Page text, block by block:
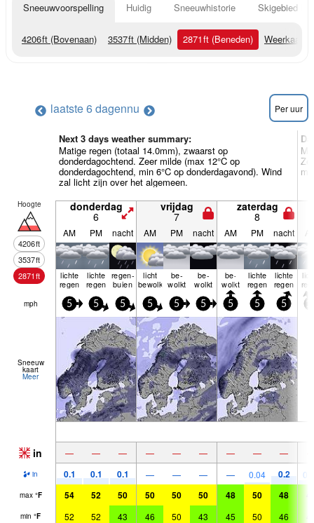
Sneeuwvoorspelling Huidig Sneeuwhistorie Skigebied
4206ft (Bovenaan) 3537ft (Midden) 2871ft (Beneden)
laatste 6 dagennu Per uur
Next 3 days weather summary:
Matige regen (totaal 14.0mm), zwaarst op
donderdagochtend. Zeer milde (max 12°C op
donderdagochtend, min 6°C op donderdagavond). Wind
zal licht zijn over het algemeen.
Hoogte
4206ft
3537ft
2871ft
donderdag
6
vrijdag
7
zaterdag
8
AM PM nacht AM PM nacht AM PM nacht
lichte
regen
lichte
regen
regen­
buien
licht
bewolkt
be­
wolkt
be­
wolkt
be­
wolkt
lichte
regen
lichte
regen
mph 5 5 5 5 5 5 5 5 5
Sneeuw
kaart
Meer
in — — — — — — — — —
in 0.1 0.1 0.1 — — — — 0.04 0.2
max °F 54 52 50 50 50 50 48 50 48
min °F 52 52 43 46 50 43 45 50 46